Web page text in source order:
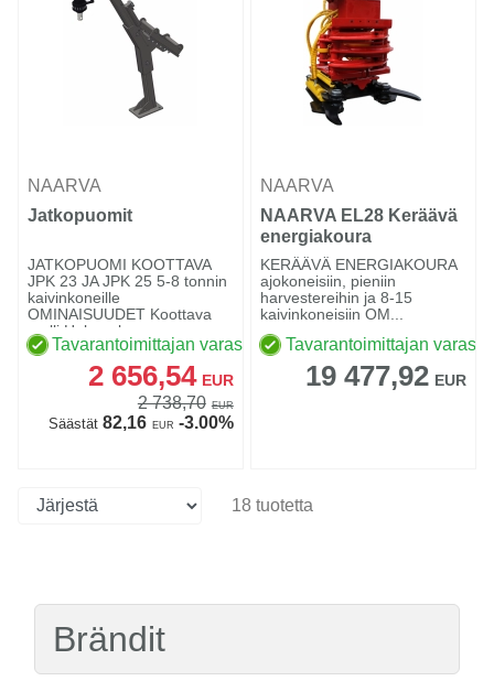
NAARVA
Jatkopuomit
JATKOPUOMI KOOTTAVA
JPK 23 JA JPK 25 5-8 tonnin
kaivinkoneille
OMINAISUUDET Koottava
malli Helppo l...
Tavarantoimittajan varastossa
2 656,54 EUR
2 738,70 EUR
Säästät82,16 EUR -3.00%
NAARVA
NAARVA EL28 Keräävä
energiakoura
KERÄÄVÄ ENERGIAKOURA
ajokoneisiin, pieniin
harvestereihin ja 8-15
kaivinkoneisiin OM...
Tavarantoimittajan
19 477,92 EUR
18 tuotetta
Brändit